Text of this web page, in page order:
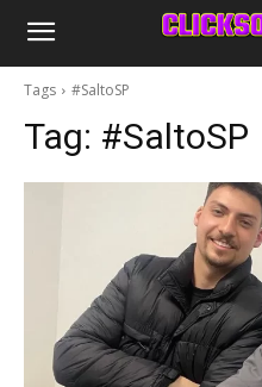
Tags #SaltoSP
Tag: #SaltoSP